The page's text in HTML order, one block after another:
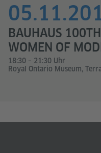
BAUHAUS
WOMEN OF
18:30 – 21:30 Uhr
Royal Ontario Museum,